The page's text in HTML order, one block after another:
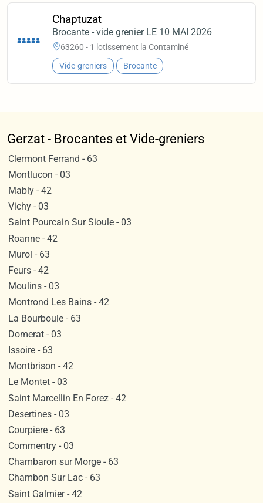
Chaptuzat
Brocante - vide grenier LE 10 MAI 2026
63260 - 1 lotissement la Contaminé
Vide-greniers Brocante
Gerzat - Brocantes et Vide-greniers
Clermont Ferrand - 63
Montlucon - 03
Mably - 42
Vichy - 03
Saint Pourcain Sur Sioule - 03
Roanne - 42
Murol - 63
Feurs - 42
Moulins - 03
Montrond Les Bains - 42
La Bourboule - 63
Domerat - 03
Issoire - 63
Montbrison - 42
Le Montet - 03
Saint Marcellin En Forez - 42
Desertines - 03
Courpiere - 63
Commentry - 03
Chambaron sur Morge - 63
Chambon Sur Lac - 63
Saint Galmier - 42